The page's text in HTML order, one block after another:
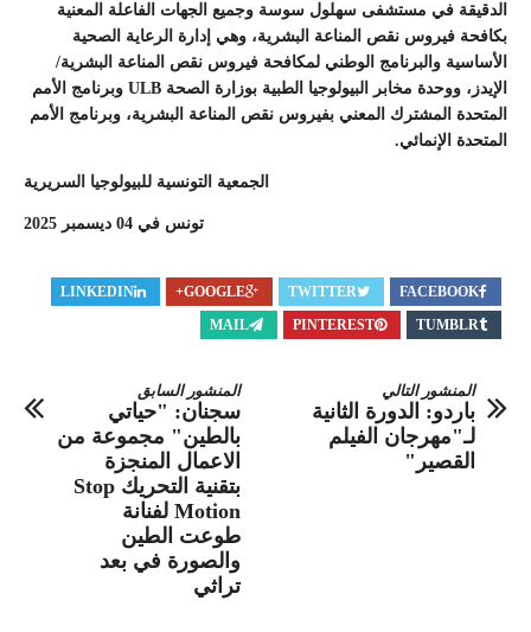
الدقيقة في مستشفى سهلول سوسة وجميع الجهات الفاعلة المعنية
بكافحة فيروس نقص المناعة البشرية، وهي إدارة الرعاية الصحية
الأساسية والبرنامج الوطني لمكافحة فيروس نقص المناعة البشرية/
الإيدز، ووحدة مخابر البيولوجيا الطبية بوزارة الصحة ULB وبرنامج الأمم
المتحدة المشترك المعني بفيروس نقص المناعة البشرية، وبرنامج الأمم
المتحدة الإنمائي.
الجمعية التونسية للبيولوجيا السريرية
تونس في 04 ديسمبر 2025
FACEBOOK
TWITTER
GOOGLE+
LINKEDIN
TUMBLR
PINTEREST
MAIL
المنشور السابق
سجنان: "حياتي
بالطين" مجموعة من
الاعمال المنجزة
بتقنية التحريك Stop
Motion لفنانة
طوعت الطين
والصورة في بعد
تراثي
المنشور التالي
باردو: الدورة الثانية
لـ"مهرجان الفيلم
القصير"